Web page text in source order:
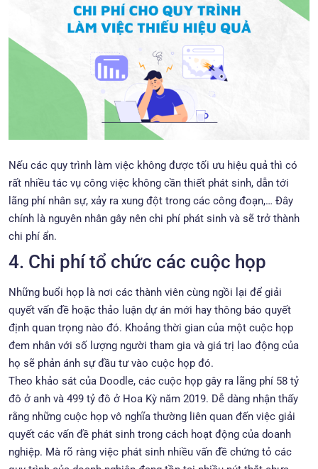
Nếu các quy trình làm việc không được tối ưu hiệu quả thì có
rất nhiều tác vụ công việc không cần thiết phát sinh, dẫn tới
lãng phí nhân sự, xảy ra xung đột trong các công đoạn,… Đây
chính là nguyên nhân gây nên chi phí phát sinh và sẽ trở thành
chi phí ẩn.
4. Chi phí tổ chức các cuộc họp
Những buổi họp là nơi các thành viên cùng ngồi lại để giải
quyết vấn đề hoặc thảo luận dự án mới hay thông báo quyết
định quan trọng nào đó. Khoảng thời gian của một cuộc họp
đem nhân với số lượng người tham gia và giá trị lao động của
họ sẽ phản ánh sự đầu tư vào cuộc họp đó.
Theo khảo sát của Doodle, các cuộc họp gây ra lãng phí 58 tỷ
đô ở anh và 499 tỷ đô ở Hoa Kỳ năm 2019. Dễ dàng nhận thấy
rằng những cuộc họp vô nghĩa thường liên quan đến việc giải
quyết các vấn đề phát sinh trong cách hoạt động của doanh
nghiệp. Mà rõ ràng việc phát sinh nhiều vấn đề chứng tỏ các